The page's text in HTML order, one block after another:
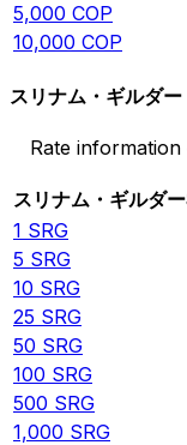
5,000 COP
10,000 COP
スリナム・ギルダ
Rate
スリナム・ギルダー
1 SRG
5 SRG
10 SRG
25 SRG
50 SRG
100 SRG
500 SRG
1,000 SRG